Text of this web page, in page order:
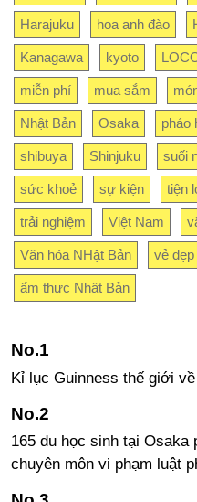
Harajuku hoa anh đào
Kanagawa kyoto
miễn phí mua sắm
Nhật Bản Osaka pháo
shibuya Shinjuku suối
sức khoẻ sự kiện tiện
trải nghiệm Việt Nam
Văn hóa NHật Bản vẻ
ẩm thực Nhật Bản
Kỉ lục Guinness thế giới
165 du học sinh tại Osaka
chuyên môn vi phạm luật